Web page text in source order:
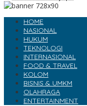
HOME
NASIONAL
HUKUM
TEKNOLOGI
INTERNASIONAL
FOOD & TRAVEL
KOLOM
BISNIS & UMKM
OLAHRAGA
ENTERTAINMENT